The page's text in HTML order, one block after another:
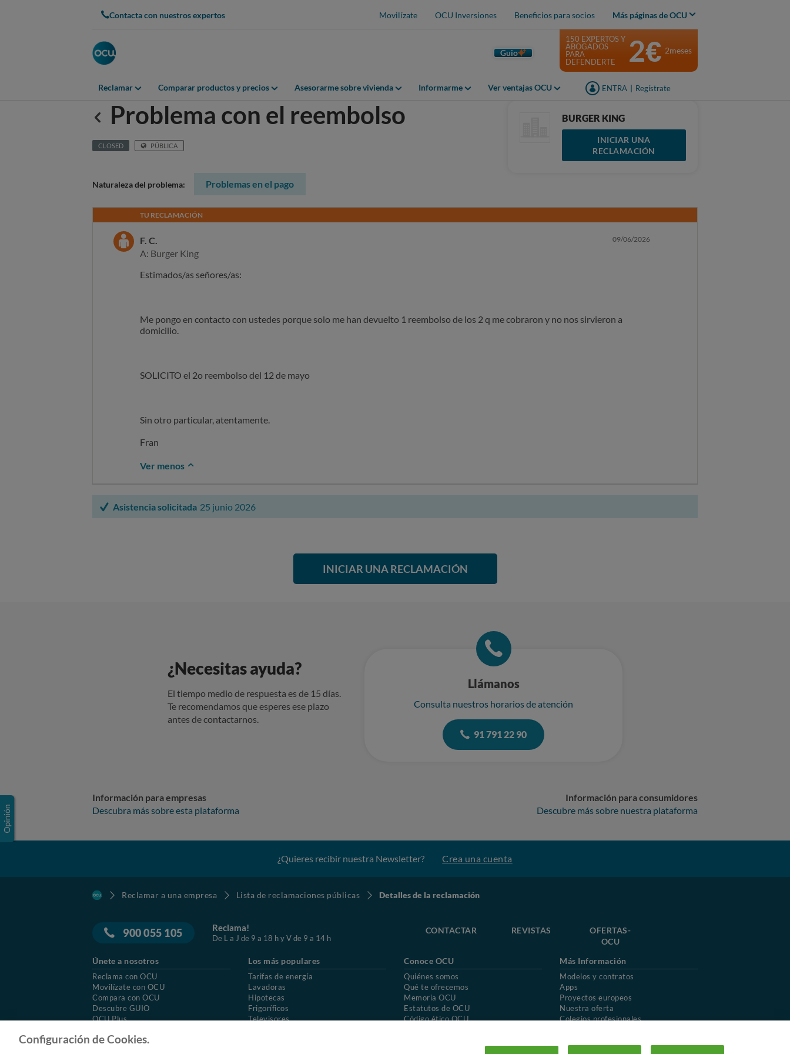
Contacta con nuestros expertos Movilízate OCU Inversiones Beneficios para socios Más páginas de OCU
Guio
Reclamar Comparar productos y precios Asesorarme sobre vivienda Informarme Ver ventajas OCU ENTRA Regístrate
150 EXPERTOS Y
ABOGADOS
PARA
DEFENDERTE
2€ 2meses
Anterior
Problema con el reembolso
CLOSED PÚBLICA
BURGER KING
INICIAR UNA
RECLAMACIÓN
Naturaleza del problema: Problemas en el pago
TU RECLAMACIÓN
F. C.
A: Burger King
09/06/2026
Estimados/as señores/as:
Me pongo en contacto con ustedes porque solo me han devuelto 1 reembolso de los 2 q me cobraron y no nos sirvieron a
domicilio.
SOLICITO el 2o reembolso del 12 de mayo
Sin otro particular, atentamente.
Fran
Ver menos
Asistencia solicitada 25 junio 2026
INICIAR UNA RECLAMACIÓN
¿Necesitas ayuda?
El tiempo medio de respuesta es de 15 días.
Te recomendamos que esperes ese plazo
antes de contactarnos.
Llámanos
Consulta nuestros horarios de atención
91 791 22 90
Información para empresas
Descubra más sobre esta plataforma
Información para consumidores
Descubre más sobre nuestra plataforma
¿Quieres recibir nuestra Newsletter? Crea una cuenta
Reclamar a una empresa Lista de reclamaciones públicas Detalles de la reclamación
900 055 105 Reclama!
De L a J de 9 a 18 h y V de 9 a 14 h
CONTACTAR REVISTAS
OFERTAS-
OCU
Únete a nosotros
Reclama con OCU
Movilízate con OCU
Compara con OCU
Descubre GUIO
OCU Plus
Los más populares
Tarifas de energía
Lavadoras
Hipotecas
Frigoríficos
Televisores
Conoce OCU
Quiénes somos
Qué te ofrecemos
Memoria OCU
Estatutos de OCU
Código ético OCU
Más Información
Modelos y contratos
Apps
Proyectos europeos
Nuestra oferta
Colegios profesionales
Uso del nombre y de los signos de OCU
Configuración de Cookies.